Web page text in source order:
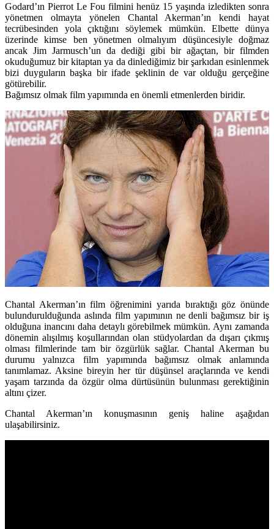
Godard’ın Pierrot Le Fou filmini henüz 15 yaşında izledikten sonra
yönetmen olmayta yönelen Chantal Akerman’ın kendi hayat
tecrübesinden yola çıktığını söylemek mümkün. Elbette dünya
üzerinde kimse ben yönetmen olmalıyım düşüncesiyle doğmaz
ancak Jim Jarmusch’un da dediği gibi bir ağaçtan, bir filmden
okuduğumuz bir kitaptan ya da dinlediğimiz bir şarkıdan esinlenmek
bizi duyguların başka bir ifade şeklinin de var olduğu gerçeğine
götürebilir.
Bağımsız olmak film yapımında en önemli etmenlerden biridir.
Chantal Akerman’ın film öğrenimini yarıda bıraktığı göz önünde
bulundurulduğunda aslında film yapımının ne denli bağımsız bir iş
olduğuna inancını daha detaylı görebilmek mümkün. Aynı zamanda
dönemin alışılmış koşullarından olan stüdyolardan da dışarı çıkmış
olması filmlerinde tam bir özgürlük sağlar. Chantal Akerman bu
durumu yalnızca film yapımında bağımsız olmak anlamında
tanımlamaz. Aksine bireyin her tür düşünsel araçlarında ve kendi
yaşam tarzında da özgür olma dürtüsünün bulunması gerektiğinin
altını çizer.
Chantal Akerman’ın konuşmasının geniş haline aşağıdan
ulaşabilirsiniz.